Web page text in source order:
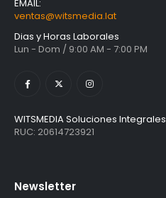
EMAIL:
ventas@witsmedia.lat
Dias y Horas Laborales
Lun - Dom / 9:00 AM - 7:00 PM
WITSMEDIA Soluciones Integrales
RUC: 20614723921
Newsletter